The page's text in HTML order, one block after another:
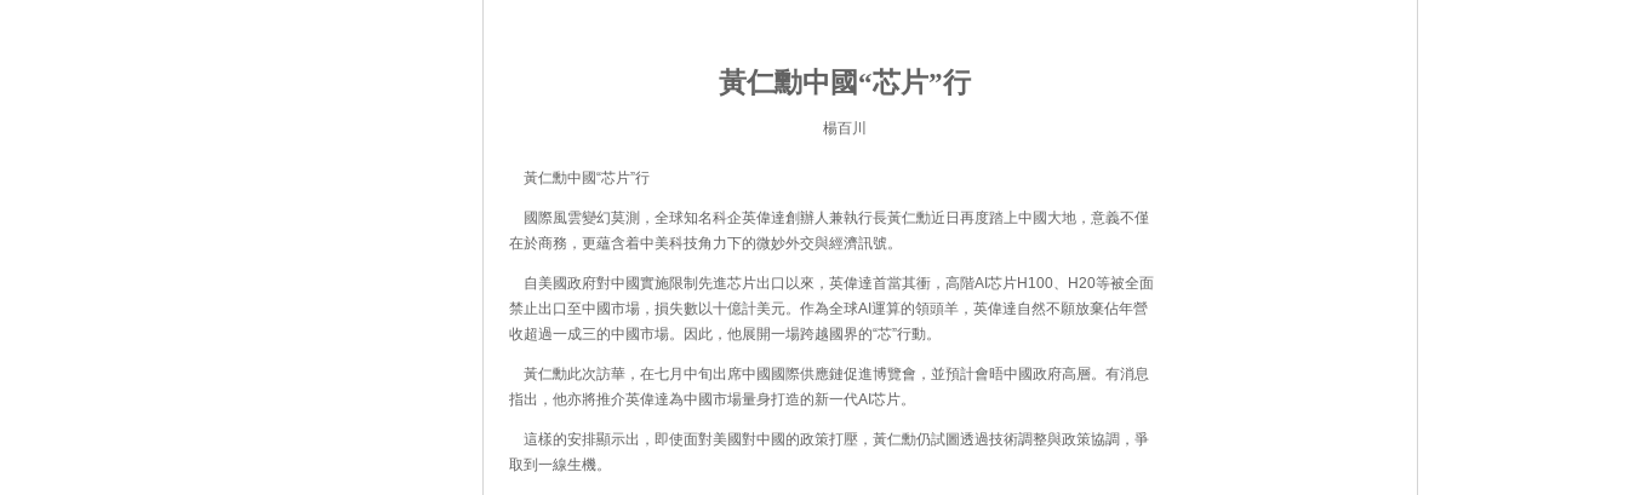
黃仁勳中國“芯片”行
楊百川
黃仁勳中國“芯片”行
國際風雲變幻莫測，全球知名科企英偉達創辦人兼執行長黃仁勳近日再度踏上中國大地，意義不僅
在於商務，更蘊含着中美科技角力下的微妙外交與經濟訊號。
自美國政府對中國實施限制先進芯片出口以來，英偉達首當其衝，高階AI芯片H100、H20等被全面
禁止出口至中國市場，損失數以十億計美元。作為全球AI運算的領頭羊，英偉達自然不願放棄佔年營
收超過一成三的中國市場。因此，他展開一場跨越國界的“芯”行動。
黃仁勳此次訪華，在七月中旬出席中國國際供應鏈促進博覽會，並預計會晤中國政府高層。有消息
指出，他亦將推介英偉達為中國市場量身打造的新一代AI芯片。
這樣的安排顯示出，即使面對美國對中國的政策打壓，黃仁勳仍試圖透過技術調整與政策協調，爭
取到一線生機。